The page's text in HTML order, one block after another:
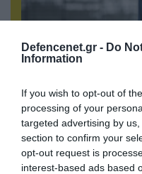
Defencenet.gr - Do
Information
If you wish to opt-out of
processing of your
targeted advertising by
section to confirm your
opt-out request is
interest-based ads based
Τελεσίγραφο του
«Σταματήστε τον
χτυπήσουμε